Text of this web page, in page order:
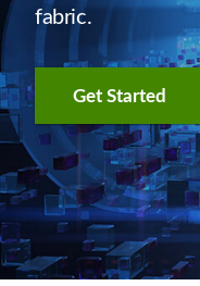
fabric.
Get Started